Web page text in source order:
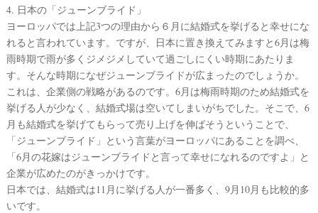
4. 日本の「ジューンブライド」
ヨーロッパでは上記3つの理由から６月に結婚式を挙げると幸せにな
れると言われています。ですが、日本に置き換えてみますと6月は梅
雨時期で雨が多くジメジメしていて過ごしにくい時期にあたりま
す。そんな時期になぜジューンブライドが広まったのでしょうか。
これは、企業側の戦略があるのです。6月は梅雨時期のため結婚式を
挙げる人が少なく、結婚式場は空いてしまいがちでした。そこで、6
月も結婚式を挙げてもらって売り上げを伸ばそうということで、
「ジューンブライド」という言葉がヨーロッパにあることを調べ、
「6月の花嫁はジューンブライドと言って幸せになれるのですよ」と
企業が広めたのがきっかけです。
日本では、結婚式は11月に挙げる人が一番多く、9月10月も比較的多
いです。
#
プ
レ
花
嫁
#
卒
花
#
ル
ウ
エ
デ
ィ
ン
グ
ア
イ